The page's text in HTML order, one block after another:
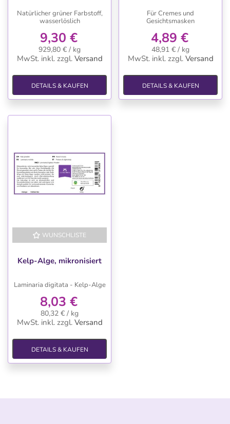
Natürlicher grüner Farbstoff,
wasserlöslich
9,30 €
929,80 € / kg
MwSt. inkl. zzgl. Versand
DETAILS & KAUFEN
Für Cremes und
Gesichtsmasken
4,89 €
48,91 € / kg
MwSt. inkl. zzgl. Versand
DETAILS & KAUFEN
WUNSCHLISTE
Kelp-Alge, mikronisiert
Laminaria digitata - Kelp-Alge
8,03 €
80,32 € / kg
MwSt. inkl. zzgl. Versand
DETAILS & KAUFEN